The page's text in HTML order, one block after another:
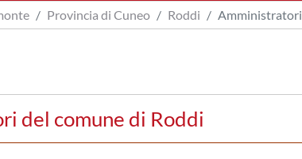
Provincia di Cuneo Roddi Amministratori
del comune di Roddi